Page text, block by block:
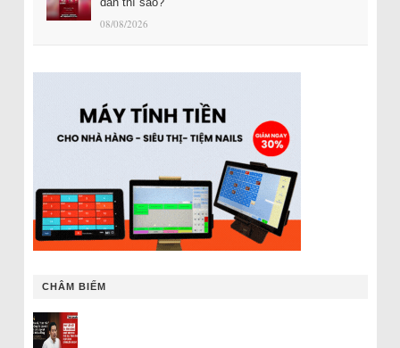
08/08/2026
CHÂM BIẾM